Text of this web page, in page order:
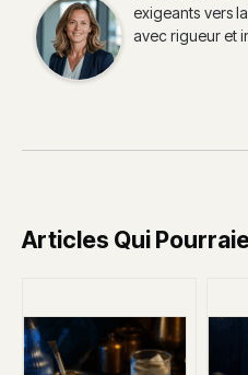
exigeants vers
avec rigueur et
Articles Qui